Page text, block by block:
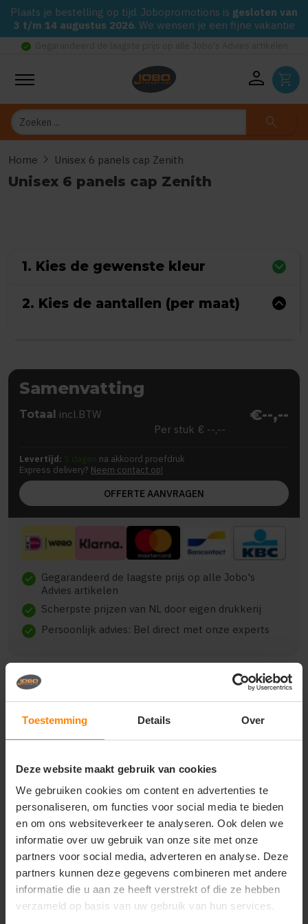
Toestemming Details Over
Deze website maakt gebruik van cookies
We gebruiken cookies om content en advertenties te
personaliseren, om functies voor social media te bieden
en om ons websiteverkeer te analyseren. Ook delen we
informatie over uw gebruik van onze site met onze
partners voor social media, adverteren en analyse. Deze
partners kunnen deze gegevens combineren met andere
informatie die u aan ze heeft verstrekt of die ze hebben
verzameld op basis van uw gebruik van hun services.
Plaats je bestelling op tijd. Jobopromotions is gesloten van
3 t/m 14 augustus 2026. We wensen je een fijne vakantie
check_circle
person shopping_cart
Zoeken search
Home chevron_right Unisex 6 panels cap Zenith
Unisex 6 panels cap Zenith
1. Kies de gewenste kleur
2. Kies de aantallen (per maat)
Samenvatting
Totaal incl.BTW €--,--
Per stuk € --,--
Levertijd: 5 dagen na akkoord proefdruk
Express delivery? Neem contact op!
OFFERTE AANVRAGEN
check Gegarandeerd de laagste prijs op alle Jobo's
Advies artikelen
check Scherpste prijzen van NL door eigen drukkerij
check Persoonlijk advies: Bel direct met onze experts
Beschrijving Reviews (0)
{"qty":25,"clr":"Black\/Red","szs":{"UNIC":25},"prnts":
[{"pp":"Voorzijde","pt":"Bedrukking","ct":"E\u00e9n
kleur"}]}
Vragen? Neem contact
op met onze
klantenservice